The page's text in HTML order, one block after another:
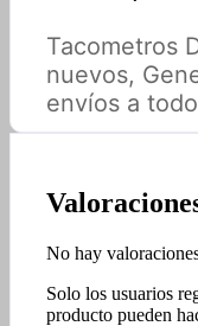
Tacometros
nuevos,
envíos a
No hay
Solo los usuarios
producto pueden